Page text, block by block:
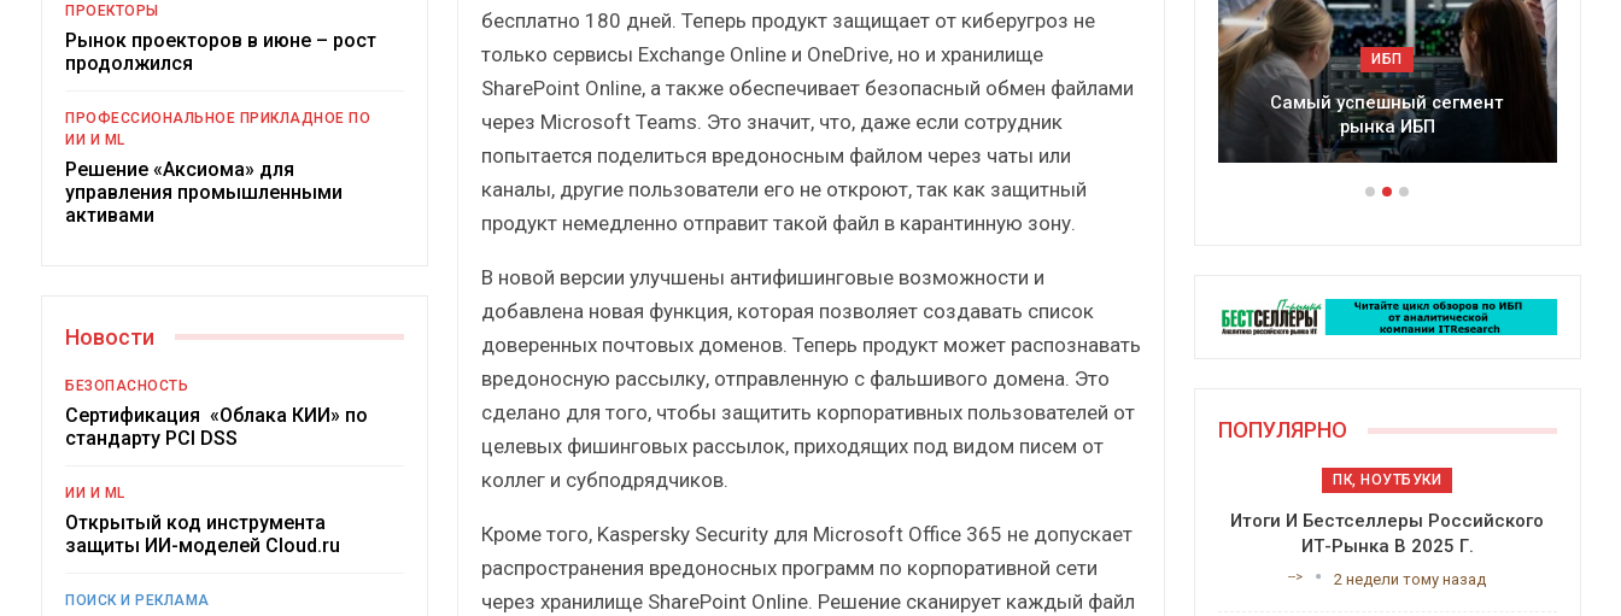
бесплатно 180 дней. Теперь продукт защищает от киберугроз не
только сервисы Exchange Online и OneDrive, но и хранилище
SharePoint Online, а также обеспечивает безопасный обмен файлами
через Microsoft Teams. Это значит, что, даже если сотрудник
попытается поделиться вредоносным файлом через чаты или
каналы, другие пользователи его не откроют, так как защитный
продукт немедленно отправит такой файл в карантинную зону.
В новой версии улучшены антифишинговые возможности и
добавлена новая функция, которая позволяет создавать список
доверенных почтовых доменов. Теперь продукт может распознавать
вредоносную рассылку, отправленную с фальшивого домена. Это
сделано для того, чтобы защитить корпоративных пользователей от
целевых фишинговых рассылок, приходящих под видом писем от
коллег и субподрядчиков.
Кроме того, Kaspersky Security для Microsoft Office 365 не допускает
распространения вредоносных программ по корпоративной сети
через хранилищe SharePoint Online. Решение сканирует каждый файл
ПРОЕКТОРЫ
Рынок проекторов в июне – рост
продолжился
ПРОФЕССИОНАЛЬНОЕ ПРИКЛАДНОЕ ПО
ИИ И ML
Решение «Аксиома» для
управления промышленными
активами
Новости
БЕЗОПАСНОСТЬ
Сертификация «Облака КИИ» по
стандарту PCI DSS
ИИ И ML
Открытый код инструмента
защиты ИИ-моделей Cloud.ru
ПОИСК И РЕКЛАМА
Подкосят ли глобальные угрозы
российский рынок ИБП?
ИБП
Отрасль ИБП в депрессии?
Часть II.
Самый успешный сегмент
Подкосят ли глобальные
российский рынок ИБП?
ПОПУЛЯРНО
ПК, НОУТБУКИ
Итоги И Бестселлеры Российского
ИТ-Рынка В 2025 Г.
--> 2 недели тому назад